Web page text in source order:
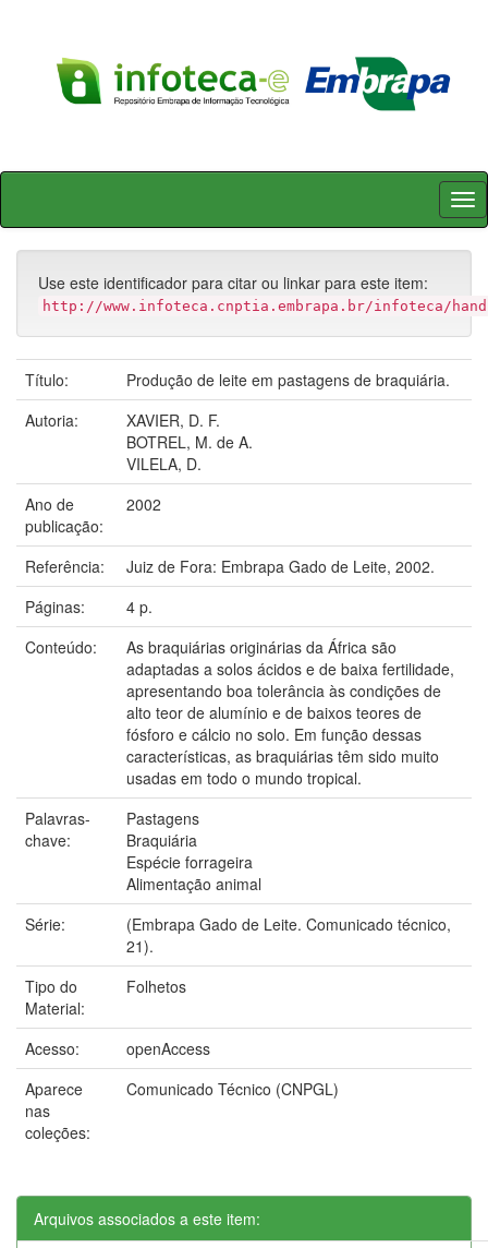
Skip
Use este identificador para citar ou linkar para este item:
http://www.infoteca.cnptia.embrapa.br/infoteca/
Título:
Produção de leite em pastagens de braquiária.
Autoria:
XAVIER, D. F.
BOTREL, M. de A.
VILELA, D.
Ano de
publicação:
2002
Referência:
Juiz de Fora: Embrapa Gado de Leite, 2002.
Páginas:
4 p.
Conteúdo:
As braquiárias originárias da África são
adaptadas a solos ácidos e de baixa fertilidade,
apresentando boa tolerância às condições de
alto teor de alumínio e de baixos teores de
fósforo e cálcio no solo. Em função dessas
características, as braquiárias têm sido muito
usadas em todo o mundo tropical.
Palavras-
chave:
Pastagens
Braquiária
Espécie forrageira
Alimentação animal
Série:
(Embrapa Gado de Leite. Comunicado técnico,
21).
Tipo do
Material:
Folhetos
Acesso:
openAccess
Aparece
nas
coleções:
Comunicado Técnico (CNPGL)
Arquivos associados a este item: